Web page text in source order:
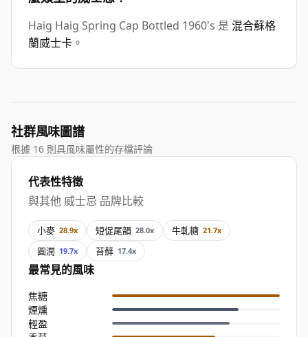
Haig Haig Spring Cap Bottled 1960's 是 混合蘇格
蘭威士卡 。
社群風味圖譜
根據 16 則具風味屬性的存檔評論
代表性特徵
與其他 威士忌 品牌比較
小麥 28.9x 短促尾韻 28.0x 牛軋糖 21.7x
圓潤 19.7x 苔蘚 17.4x
最常見的風味
焦糖
煙燻
輕盈